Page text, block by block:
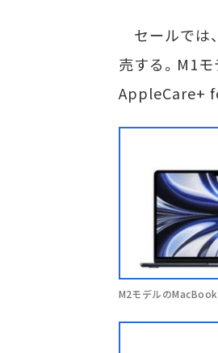
セールでは
売する。M1
AppleCare+
M2モデルの